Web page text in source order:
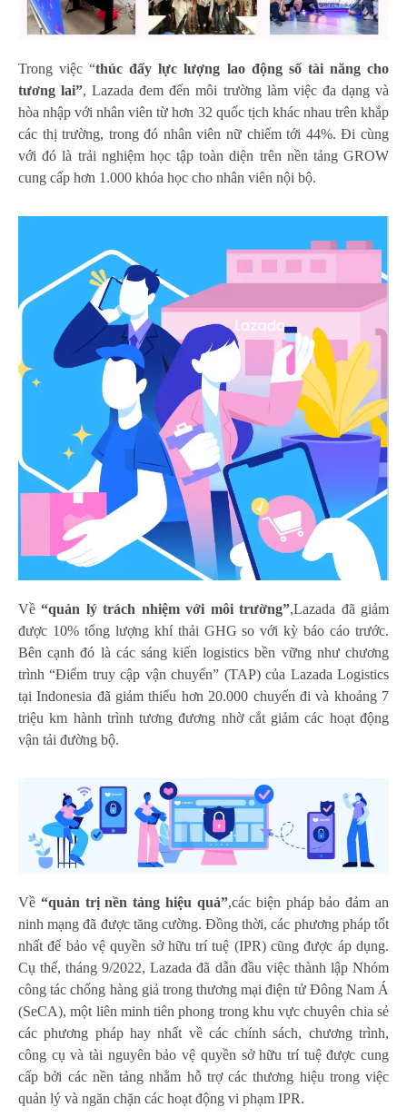
Trong việc “thúc đẩy lực lượng lao động số tài năng cho
tương lai”, Lazada đem đến môi trường làm việc đa dạng và
hòa nhập với nhân viên từ hơn 32 quốc tịch khác nhau trên khắp
các thị trường, trong đó nhân viên nữ chiếm tới 44%. Đi cùng
với đó là trải nghiệm học tập toàn diện trên nền tảng GROW
cung cấp hơn 1.000 khóa học cho nhân viên nội bộ.
Về“quản lý trách nhiệm với môi trường”,Lazada đã giảm
được 10% tổng lượng khí thải GHG so với kỳ báo cáo trước.
Bên cạnh đó là các sáng kiến logistics bền vững như chương
trình “Điểm truy cập vận chuyển” (TAP) của Lazada Logistics
tại Indonesia đã giảm thiểu hơn 20.000 chuyến đi và khoảng 7
triệu km hành trình tương đương nhờ cắt giảm các hoạt động
vận tải đường bộ.
Về “quản trị nền tảng hiệu quả”,các biện pháp bảo đảm an
ninh mạng đã được tăng cường. Đồng thời, các phương pháp tốt
nhất để bảo vệ quyền sở hữu trí tuệ (IPR) cũng được áp dụng.
Cụ thể, tháng 9/2022, Lazada đã dẫn đầu việc thành lập Nhóm
công tác chống hàng giả trong thương mại điện tử Đông Nam Á
(SeCA), một liên minh tiên phong trong khu vực chuyên chia sẻ
các phương pháp hay nhất về các chính sách, chương trình,
công cụ và tài nguyên bảo vệ quyền sở hữu trí tuệ được cung
cấp bởi các nền tảng nhằm hỗ trợ các thương hiệu trong việc
quản lý và ngăn chặn các hoạt động vi phạm IPR.